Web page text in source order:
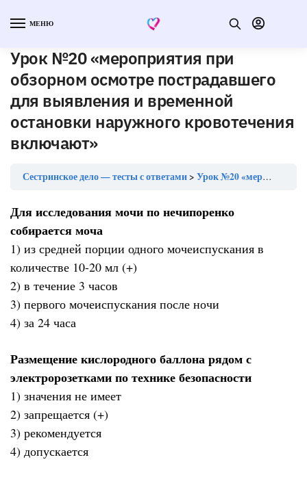
МЕНЮ
Урок №20 «мероприятия при
обзорном осмотре пострадавшего
для выявления и временной
остановки наружного кровотечения
включают»
Сестринское дело — тесты с ответами Урок №20 «мероприятия при обзорном осмотре пострадавшего для выявления и временной остановки наружного кровотечения включают»
Для исследования мочи по нечипоренко
собирается моча
1) из средней порции одного мочеиспускания в
количестве 10-20 мл (+)
2) в течение 3 часов
3) первого мочеиспускания после ночи
4) за 24 часа
Размещение кислородного баллона рядом с
электророзетками по технике безопасности
1) значения не имеет
2) запрещается (+)
3) рекомендуется
4) допускается